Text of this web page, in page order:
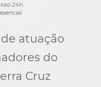
24h
atuação
do
Cruz